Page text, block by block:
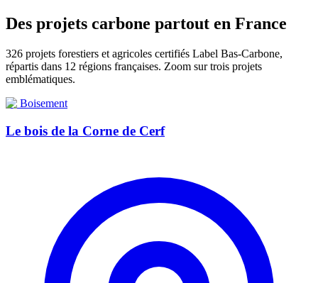
Des projets carbone partout en France
326 projets forestiers et agricoles certifiés Label Bas-Carbone,
répartis dans 12 régions françaises. Zoom sur trois projets
emblématiques.
🌳 Boisement
Le bois de la Corne de Cerf